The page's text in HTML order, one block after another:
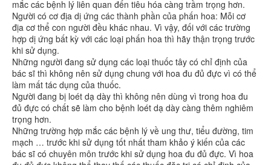
mắc các bệnh lý liên quan đến tiêu hóa càng trầm trọng hơn.
Người có cơ địa dị ứng các thành phần của phấn hoa: Mỗi cơ
địa cơ thể con người đều khác nhau. Vì vậy, đối với các trường
hợp dị ứng bất kỳ với các loại phấn hoa thì hãy thận trọng trước
khi sử dụng.
Những người đang sử dụng các loại thuốc tây có chỉ định của
bác sĩ thì không nên sử dụng chung với hoa đu đủ đực vì có thể
làm mất tác dụng của thuốc.
Người đang bị loét dạ dày thì không nên dùng vì trong hoa đu
đủ đực có chất sẽ làm cho bệnh loét dạ dày càng thêm nghiêm
trọng hơn.
Những trường hợp mắc các bệnh lý về ung thư, tiểu đường, tim
mạch … trước khi sử dụng tốt nhất tham khảo ý kiến của các
bác sĩ có chuyên môn trước khi sử dụng hoa đu đủ đực. Vì hoa